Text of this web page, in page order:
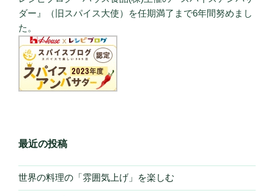
ダー』（旧スパイス大使）を任期満了まで6年間努めまし
た。
最近の投稿
世界の料理の「雰囲気上げ」を楽しむ